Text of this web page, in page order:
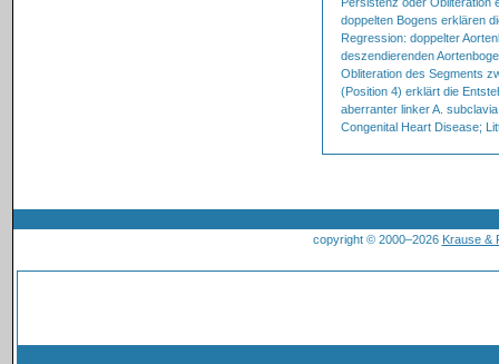
doppelten Bogens erklären
Regression: doppelter
deszendierenden
Obliteration des Segments
(Position 4) erklärt die
aberranter linker A.
Congenital Heart Disease;
copyright © 2000–2026 Krause &